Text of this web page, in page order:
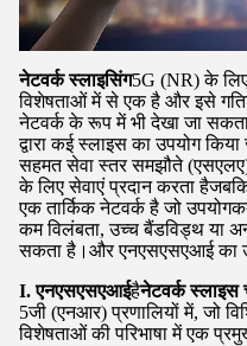
नेटवर्क स्लाइसिंग5G (NR) के लिए
विशेषताओं में से एक है और इसे
नेटवर्क के रूप में भी देखा जा
द्वारा कई स्लाइस का उपयोग
सहमत सेवा स्तर समझौते
के लिए सेवाएं प्रदान करता
एक तार्किक नेटवर्क है जो
कम विलंबता, उच्च बैंडविड्थ या
सकता है।और एनएसएसएआई का
I. एनएसएसएआईहैनेटवर्क स्लाइस
5जी (एनआर) प्रणालियों में, जो
विशेषताओं की परिभाषा में एक